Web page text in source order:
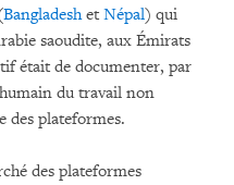
Bangladeshet Népal) qui
saoudite, aux Émirats
était de documenter, par
du travail non
des plateformes.
des plateformes